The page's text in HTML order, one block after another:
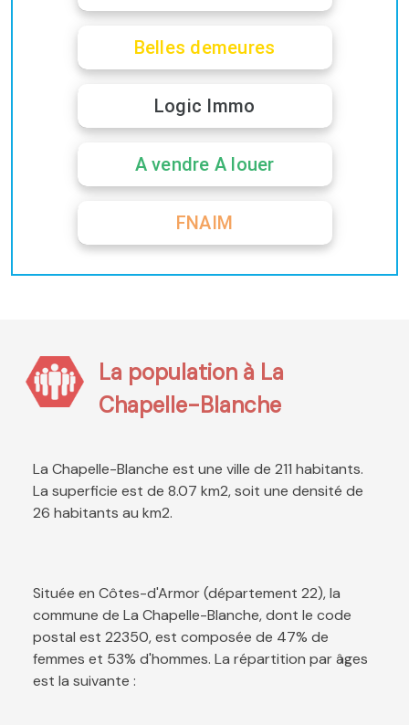
Belles demeures
Logic Immo
A vendre A louer
FNAIM
La population à La
Chapelle-Blanche
La Chapelle-Blanche est une ville de 211 habitants.
La superficie est de 8.07 km2, soit une densité de
26 habitants au km2.
Située en Côtes-d'Armor (département 22), la
commune de La Chapelle-Blanche, dont le code
postal est 22350, est composée de 47% de
femmes et 53% d'hommes. La répartition par âges
est la suivante :